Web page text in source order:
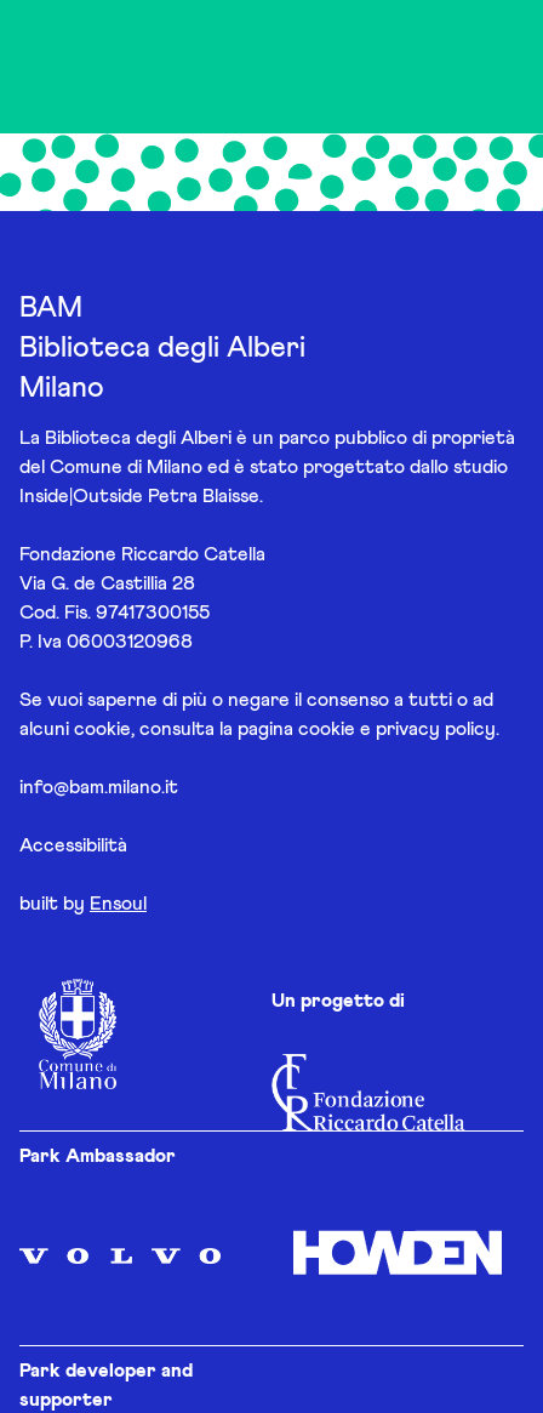
BAM
Biblioteca degli Alberi
Milano
La Biblioteca degli Alberi è un parco pubblico di proprietà
del Comune di Milano ed è stato progettato dallo studio
Inside|Outside Petra Blaisse.
Fondazione Riccardo Catella
Via G. de Castillia 28
Cod. Fis. 97417300155
P. Iva 06003120968
Se vuoi saperne di più o negare il consenso a tutti o ad
alcuni cookie, consulta la pagina cookie e privacy policy.
info@bam.milano.it
Accessibilità
built by Ensoul
Un progetto di
Park Ambassador
Park developer and
supporter